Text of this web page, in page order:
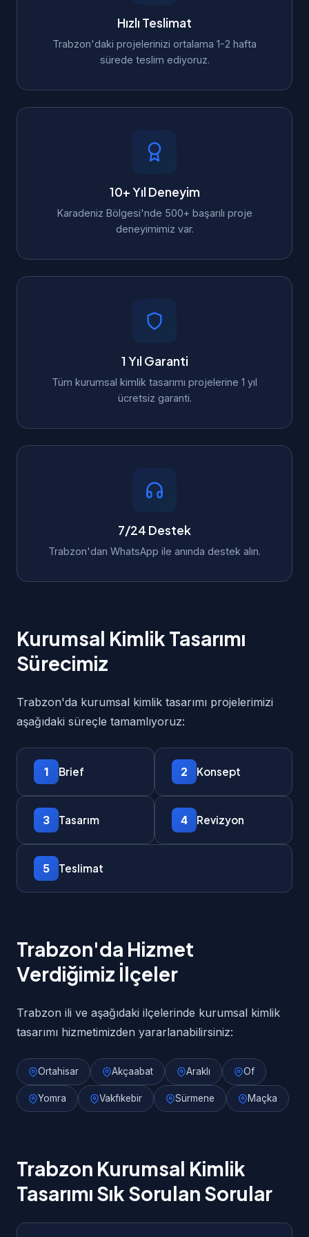
Hızlı Teslimat
Trabzon'daki projelerinizi ortalama 1-2 hafta
sürede teslim ediyoruz.
10+ Yıl Deneyim
Karadeniz Bölgesi'nde 500+ başarılı proje
deneyimimiz var.
1 Yıl Garanti
Tüm kurumsal kimlik tasarımı projelerine 1 yıl
ücretsiz garanti.
7/24 Destek
Trabzon'dan WhatsApp ile anında destek alın.
Kurumsal Kimlik Tasarımı
Sürecimiz
Trabzon'da kurumsal kimlik tasarımı projelerimizi
aşağıdaki süreçle tamamlıyoruz:
1 Brief 2 Konsept
3 Tasarım 4 Revizyon
5 Teslimat
Trabzon'da Hizmet
Verdiğimiz İlçeler
Trabzon ili ve aşağıdaki ilçelerinde kurumsal kimlik
tasarımı hizmetimizden yararlanabilirsiniz:
Ortahisar Akçaabat Araklı Of
Yomra Vakfıkebir Sürmene Maçka
Trabzon Kurumsal Kimlik
Tasarımı Sık Sorulan Sorular